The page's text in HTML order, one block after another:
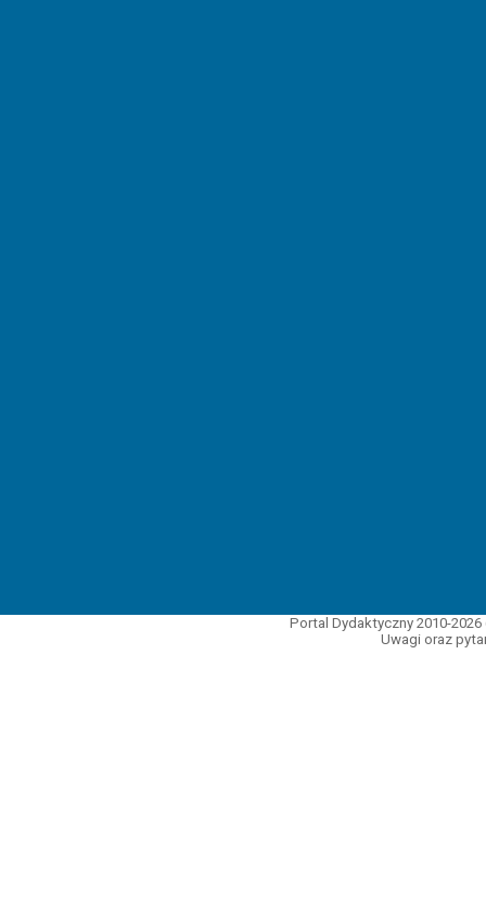
Portal Dydaktyczny 2010-
Uwagi oraz